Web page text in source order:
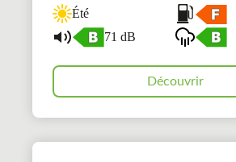
Été
71 dB
Découvrir